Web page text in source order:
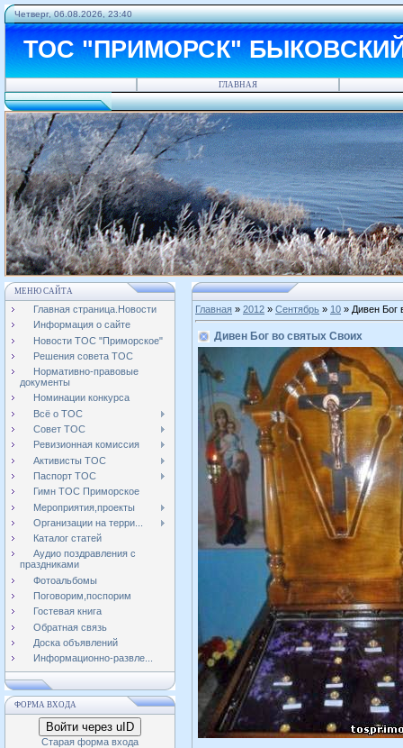
Четверг, 06.08.2026, 23:40
ТОС "ПРИМОРСК"
ГЛАВНАЯ
МЕНЮ САЙТА
Главная страница.Новости
Информация о сайте
Новости ТОС "Приморское"
Решения совета ТОС
Нормативно-правовые
документы
Номинации конкурса
Всё о ТОС
Совет ТОС
Ревизионная комиссия
Активисты ТОС
Паспорт ТОС
Гимн ТОС Приморское
Мероприятия,проекты
Организации на терри...
Каталог статей
Аудио поздравления с
праздниками
Фотоальбомы
Поговорим,поспорим
Гостевая книга
Обратная связь
Доска объявлений
Информационно-развле...
ФОРМА ВХОДА
Войти через uID
Старая форма входа
Главная » 2012 » Сентябрь » 10 » Дивен Бог
Дивен Бог во святых Своих